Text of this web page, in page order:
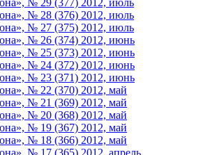
№ 28 (376) 2012, июль
№ 27 (375) 2012, июль
№ 26 (374) 2012, июнь
№ 25 (373) 2012, июнь
№ 24 (372) 2012, июнь
№ 23 (371) 2012, июнь
№ 22 (370) 2012, май
№ 21 (369) 2012, май
№ 20 (368) 2012, май
№ 19 (367) 2012, май
№ 18 (366) 2012, май
№ 17 (365) 2012, апрель